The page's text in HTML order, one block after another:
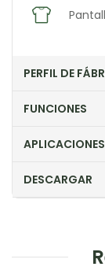
PERFIL DE
FUNCIONES
APLICACIONES
DESCARGAR